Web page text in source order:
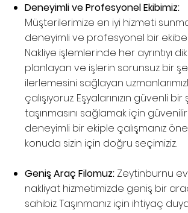
Deneyimli ve Profesyonel Ekibimiz:
Müşterilerimize en iyi hizmeti
deneyimli ve profesyonel bir ekibe
Nakliye işlemlerinde her ayrıntıyı
planlayan ve işlerin sorunsuz bir
ilerlemesini sağlayan
çalışıyoruz. Eşyalarınızın güvenli
taşınmasını sağlamak için
deneyimli bir ekiple çalışmanız
konuda sizin için doğru seçimiziz.
Geniş Araç Filomuz: Zeytinburnu
nakliyat hizmetimizde geniş bir
sahibiz. Taşınmanız için ihtiyaç